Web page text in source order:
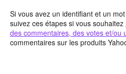
Si vous avez un identifiant et un
suivez ces étapes si vous souhaitez
des commentaires, des votes et/ou
commentaires sur les produits